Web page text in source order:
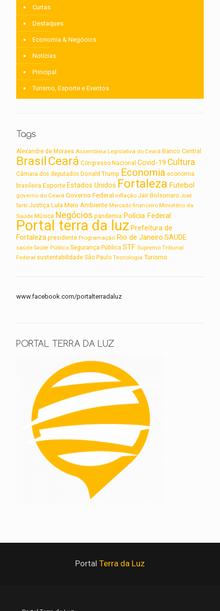
Curtas
Destaques
Economia & Negócios
Notícias
Principal
Turismo, Esporte e Eventos
Tags
Alexandre de Moraes Assembleia Legislativa do Ceará Banco Central
BrasilCeará Congresso Nacional Covid-19 Cultura
Câmara dos deputados Donald Trump Economia economia
brasileira Esporte Estados Unidos Fortaleza Futebol
governo do Ceará Governo Federal inflação Jair Bolsonaro José
Sarto Justiça Lula Meio Ambiente Mercado financeiro Ministério da
Saúde Música Negócios pandemia Polícia Federal
Portal terra da luz Prefeitura de
Fortaleza presidente Programação Rio de Janeiro SAUDE
saúde Saúde Pública Segurança Pública STF Supremo Tribunal
Federal sustentabilidade São Paulo Tecnologia Turismo
www.facebook.com/portalterradaluz
PORTAL TERRA DA LUZ
Portal Terra da Luz